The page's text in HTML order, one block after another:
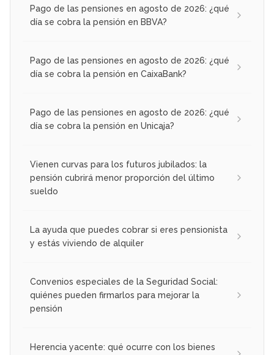
Pago de las pensiones en agosto de 2026: ¿qué
día se cobra la pensión en BBVA?
Pago de las pensiones en agosto de 2026: ¿qué
día se cobra la pensión en CaixaBank?
Pago de las pensiones en agosto de 2026: ¿qué
día se cobra la pensión en Unicaja?
Vienen curvas para los futuros jubilados: la
pensión cubrirá menor proporción del último
sueldo
La ayuda que puedes cobrar si eres pensionista
y estás viviendo de alquiler
Convenios especiales de la Seguridad Social:
quiénes pueden firmarlos para mejorar la
pensión
Herencia yacente: qué ocurre con los bienes